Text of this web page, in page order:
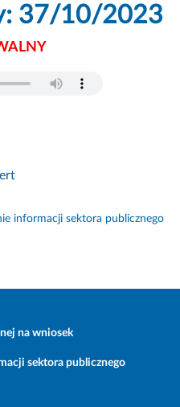
37/10/2023
informacji sektora publicznego
na wniosek
sektora publicznego